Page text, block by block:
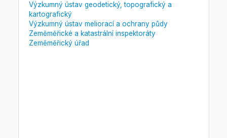
Výzkumný ústav geodetický, topografický a
kartografický
Výzkumný ústav meliorací a ochrany půdy
Zeměměřické a katastrální inspektoráty
Zeměměřický úřad